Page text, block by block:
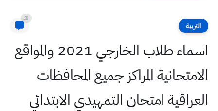
التربية
3
اسماء طلاب الخارجي 2021 والمواقع
الامتحانية المراكز جميع المحافظات
العراقية امتحان التمهيدي الابتدائي